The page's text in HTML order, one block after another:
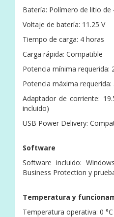
Batería: Polímero de litio de
Voltaje de batería: 11.25 V
Tiempo de carga: 4 horas
Carga rápida: Compatible
Potencia mínima requerida:
Potencia máxima requerida:
Adaptador de corriente:
incluido)
USB Power Delivery:
Software
Software incluido:
Business Protection y
Temperatura y
Temperatura operativa: 0 °C